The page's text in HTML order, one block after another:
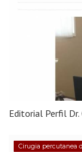
Editorial Perfil Dr.
Cirugia percutanea